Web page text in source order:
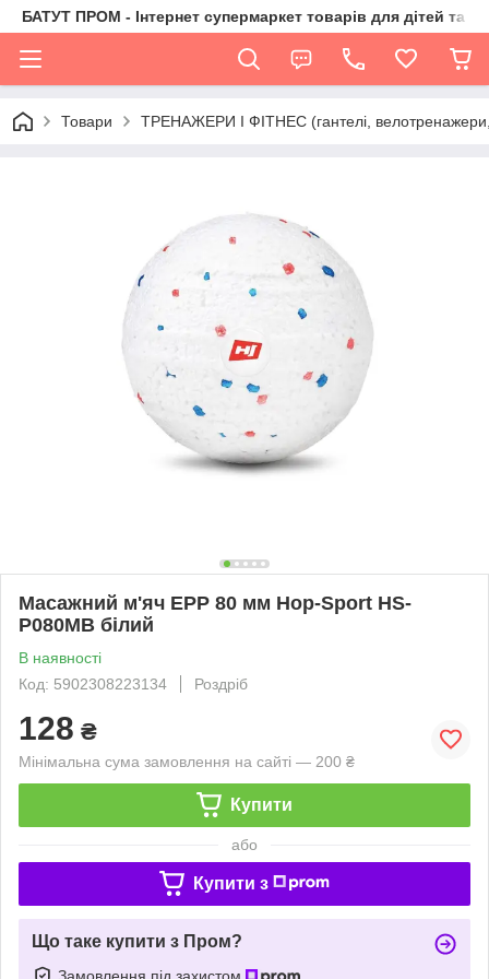
БАТУТ ПРОМ - Інтернет супермаркет товарів для дітей та їх
Товари ТРЕНАЖЕРИ І ФІТНЕС (гантелі, велотренажери,
Масажний м'яч EPP 80 мм Hop-Sport HS-
P080MB білий
В наявності
Код: 5902308223134
Роздріб
128 ₴
Мінімальна сума замовлення на сайті — 200 ₴
Купити
або
Купити з
Що таке купити з Пром?
Замовлення під захистом